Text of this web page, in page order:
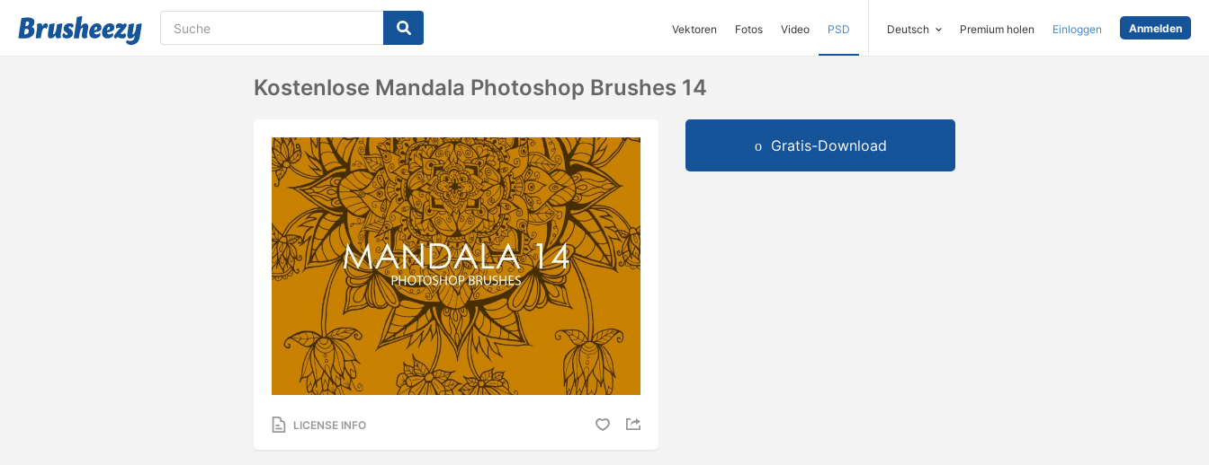
Vektoren Fotos Video PSD Deutsch Premium holen Einloggen Anmelden
Kostenlose Mandala Photoshop Brushes 14
LICENSE INFO
Gratis-Download